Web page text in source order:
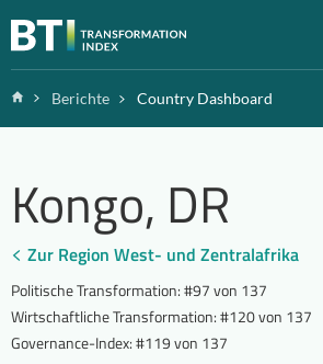
Zum Inhalt springen
HomeBerichte Country Dashboard
Kongo, DR
Zur Region West- und Zentralafrika
Politische Transformation:#97 von 137
Wirtschaftliche Transformation:#120 von 137
Governance-Index:#119 von 137